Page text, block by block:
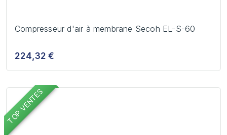
Compresseur d'air à membrane Secoh EL-S-60
224,32 €
TOP VENTES